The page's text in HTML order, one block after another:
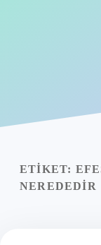
Yasal Uyarı
ETIKET:
NEREDEDIR